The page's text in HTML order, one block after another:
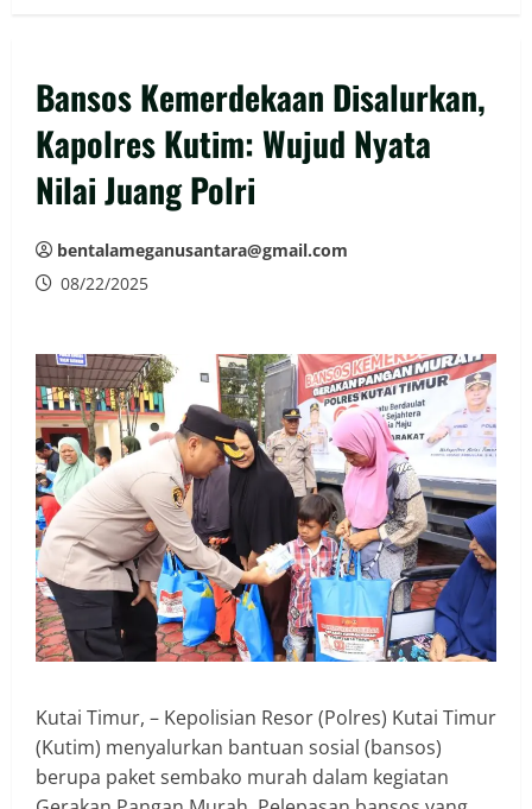
‎Bansos Kemerdekaan Disalurkan,
Kapolres Kutim: Wujud Nyata
Nilai Juang Polri
bentalameganusantara@gmail.com
08/22/2025
Kutai Timur, – Kepolisian Resor (Polres) Kutai Timur
(Kutim) menyalurkan bantuan sosial (bansos)
berupa paket sembako murah dalam kegiatan